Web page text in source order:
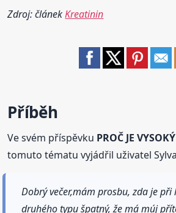
Zdroj: článekKreatinin
Příběh
Ve svém příspěvku PROČ JE
tomuto tématu vyjádřil uživatel
Dobrý večer,mám prosbu, zda je při
druhého typu špatný, že má múj